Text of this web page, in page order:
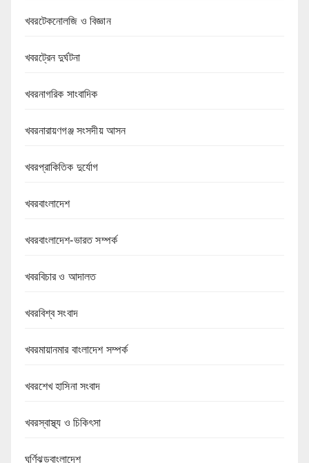
খবরটেকনোলজি ও বিজ্ঞান
খবরট্রেন দুর্ঘটনা
খবরনাগরিক সাংবাদিক
খবরনারায়ণগঞ্জ সংসদীয় আসন
খবরপ্রাকিতিক দুর্যোগ
খবরবাংলাদেশ
খবরবাংলাদেশ-ভারত সম্পর্ক
খবরবিচার ও আদালত
খবরবিশ্ব সংবাদ
খবরমায়ানমার বাংলাদেশ সম্পর্ক
খবরশেখ হাসিনা সংবাদ
খবরস্বাস্থ্য ও চিকিৎসা
ঘূর্ণিঝড়বাংলাদেশ